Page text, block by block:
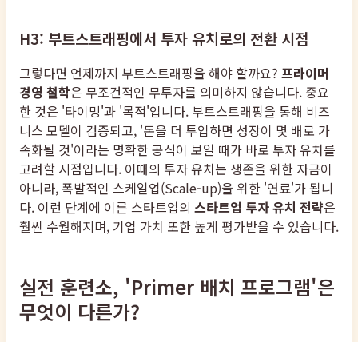
H3: 부트스트래핑에서 투자 유치로의 전환 시점
그렇다면 언제까지 부트스트래핑을 해야 할까요? 프라이머
경영 철학은 무조건적인 무투자를 의미하지 않습니다. 중요
한 것은 '타이밍'과 '목적'입니다. 부트스트래핑을 통해 비즈
니스 모델이 검증되고, '돈을 더 투입하면 성장이 몇 배로 가
속화될 것'이라는 명확한 공식이 보일 때가 바로 투자 유치를
고려할 시점입니다. 이때의 투자 유치는 생존을 위한 자금이
아니라, 폭발적인 스케일업(Scale-up)을 위한 '연료'가 됩니
다. 이런 단계에 이른 스타트업의 스타트업 투자 유치 전략은
훨씬 수월해지며, 기업 가치 또한 높게 평가받을 수 있습니다.
실전 훈련소, 'Primer 배치 프로그램'은
무엇이 다른가?